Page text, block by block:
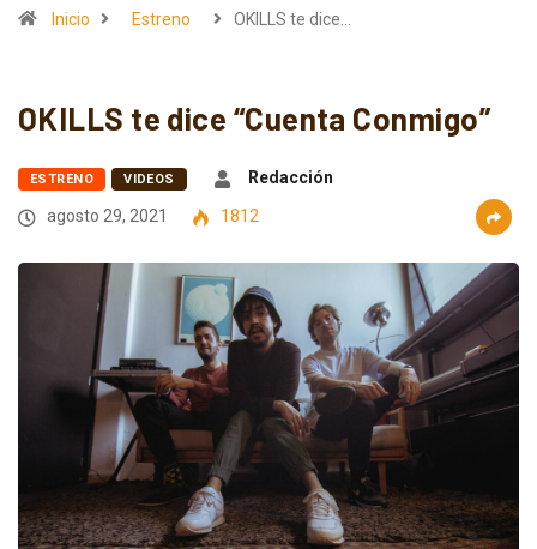
Inicio Estreno OKILLS te dice…
OKILLS te dice “Cuenta Conmigo”
ESTRENO VIDEOS
Redacción
agosto 29, 2021
1812